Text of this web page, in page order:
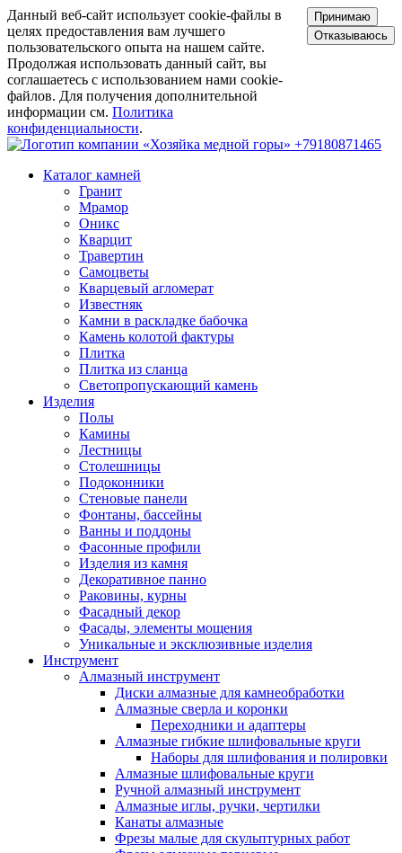
Данный веб-сайт использует cookie-файлы в
целях предоставления вам лучшего
пользовательского опыта на нашем сайте.
Продолжая использовать данный сайт, вы
соглашаетесь с использованием нами cookie-
файлов. Для получения дополнительной
информации см. Политика
конфиденциальности.
Принимаю
Отказываюсь
+79180871465
Каталог камней
Гранит
Мрамор
Оникс
Кварцит
Травертин
Самоцветы
Кварцевый агломерат
Известняк
Камни в раскладке бабочка
Камень колотой фактуры
Плитка
Плитка из сланца
Светопропускающий камень
Изделия
Полы
Камины
Лестницы
Столешницы
Подоконники
Стеновые панели
Фонтаны, бассейны
Ванны и поддоны
Фасонные профили
Изделия из камня
Декоративное панно
Раковины, курны
Фасадный декор
Фасады, элементы мощения
Уникальные и эксклюзивные изделия
Инструмент
Алмазный инструмент
Диски алмазные для камнеобработки
Алмазные сверла и коронки
Переходники и адаптеры
Алмазные гибкие шлифовальные круги
Наборы для шлифования и полировки
Алмазные шлифовальные круги
Ручной алмазный инструмент
Алмазные иглы, ручки, чертилки
Канаты алмазные
Фрезы малые для скульптурных работ